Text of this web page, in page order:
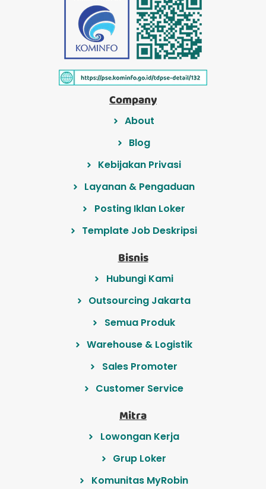
Company
About
Blog
Kebijakan Privasi
Layanan & Pengaduan
Posting Iklan Loker
Template Job Deskripsi
Bisnis
Hubungi Kami
Outsourcing Jakarta
Semua Produk
Warehouse & Logistik
Sales Promoter
Customer Service
Mitra
Lowongan Kerja
Grup Loker
Komunitas MyRobin